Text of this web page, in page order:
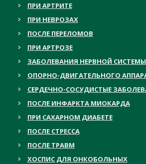
ПРИ АРТРИТЕ
ПРИ НЕВРОЗАХ
ПОСЛЕ ПЕРЕЛОМОВ
ПРИ АРТРОЗЕ
ЗАБОЛЕВАНИЯ НЕРВНОЙ СИСТЕМЫ
ОПОРНО-ДВИГАТЕЛЬНОГО
СЕРДЕЧНО-СОСУДИСТЫЕ
ПОСЛЕ ИНФАРКТА МИОКАРДА
ПРИ САХАРНОМ ДИАБЕТЕ
ПОСЛЕ СТРЕССА
ПОСЛЕ ТРАВМ
ХОСПИС ДЛЯ ОНКОБОЛЬНЫХ